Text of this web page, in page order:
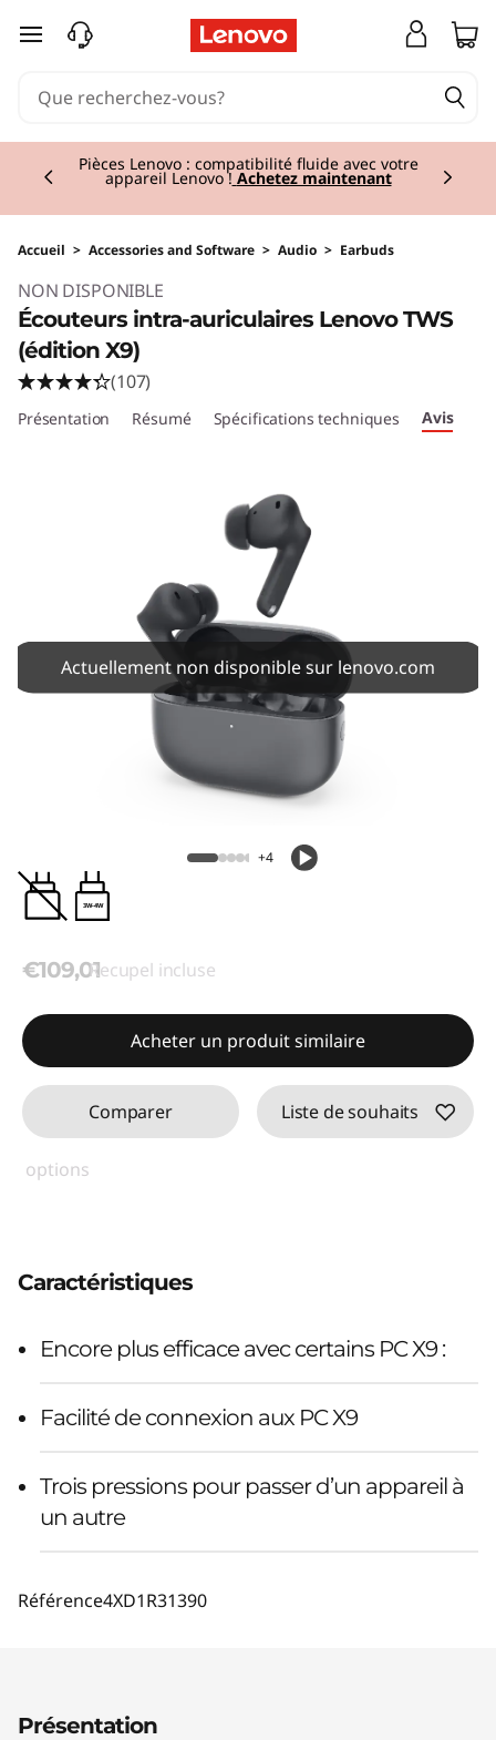
passer au contenu principal
Pièces Lenovo : compatibilité fluide avec votre
appareil Lenovo ! Achetez maintenant
Currently displaying item 2 of 3
Accueil > Accessories and Software > Audio > Earbuds
NON DISPONIBLE
Écouteurs intra-auriculaires Lenovo TWS
(édition X9)
(107)
Présentation Résumé Spécifications techniques Avis
Actuellement non disponible sur lenovo.com
+4
3W-4W
€109,01Recupel incluse
Acheter un produit similaire
Comparer Liste de souhaits
options
Caractéristiques
Encore plus efficace avec certains PC X9 :
Facilité de connexion aux PC X9
Trois pressions pour passer d’un appareil à
un autre
Référence4XD1R31390
Présentation